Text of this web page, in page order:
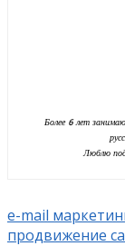
Более 6 лет
Люблю
e-mail
продвижение